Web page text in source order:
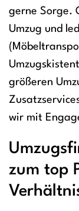
gerne Sorge.
Umzug und
größeren
wir mit
zum top